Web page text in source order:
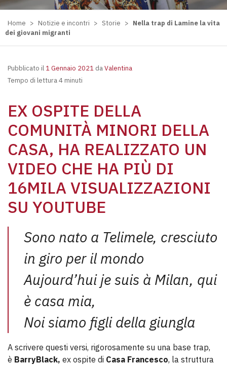
Home > Notizie e incontri > Storie > Nella trap di Lamine la vita
dei giovani migranti
Pubblicato il 1 Gennaio 2021 daValentina
Tempo di lettura 4 minuti
EX OSPITE DELLA
COMUNITÀ MINORI DELLA
CASA, HA REALIZZATO UN
VIDEO CHE HA PIÙ DI
16MILA VISUALIZZAZIONI
SU YOUTUBE
Sono nato a Telimele, cresciuto
in giro per il mondo
Aujourd’hui je suis à Milan, qui
è casa mia,
Noi siamo figli della giungla
A scrivere questi versi, rigorosamente su una base trap,
è BarryBlack, ex ospite di Casa Francesco, la struttura